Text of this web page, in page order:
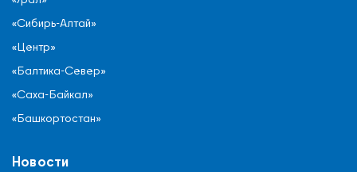
«Сибирь-Алтай»
«Центр»
«Балтика-Север»
«Саха-Байкал»
«Башкортостан»
Новости